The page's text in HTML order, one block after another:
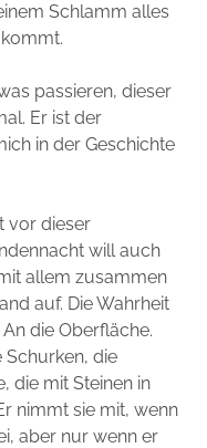
Schlamm alles
passieren, dieser
Er ist der
in der Geschichte
vor dieser
will auch
allem zusammen
auf. Die Wahrheit
die Oberfläche.
Schurken, die
die mit Steinen in
nimmt sie mit, wenn
aber nur wenn er